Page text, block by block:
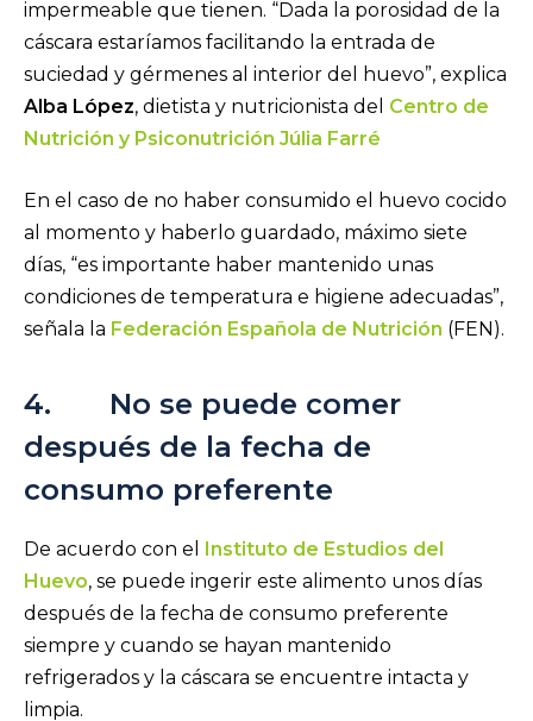
impermeable que tienen. “Dada la porosidad de la
cáscara estaríamos facilitando la entrada de
suciedad y gérmenes al interior del huevo”, explica
Alba López, dietista y nutricionista del Centro de
Nutrición y Psiconutrición Júlia Farré
En el caso de no haber consumido el huevo cocido
al momento y haberlo guardado, máximo siete
días, “es importante haber mantenido unas
condiciones de temperatura e higiene adecuadas”,
señala la Federación Española de Nutrición (FEN).
4. No se puede comer
después de la fecha de
consumo preferente
De acuerdo con el
Instituto de Estudios del
Huevo, se puede ingerir este alimento unos días
después de la fecha de consumo preferente
siempre y cuando se hayan mantenido
refrigerados y la cáscara se encuentre intacta y
limpia.